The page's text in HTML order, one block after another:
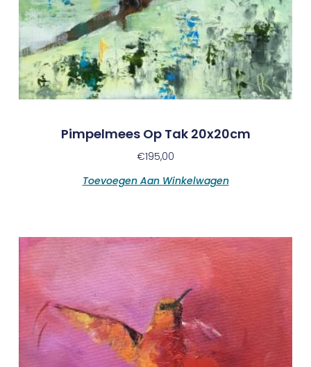
Pimpelmees Op Tak 20x20cm
€195,00
Toevoegen Aan Winkelwagen